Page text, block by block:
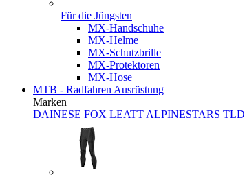
Für die Jüngsten
MX-Handschuhe
MX-Helme
MX-Schutzbrille
MX-Protektoren
MX-Hose
MTB - Radfahren Ausrüstung
Marken
DAINESE FOX LEATT ALPINESTARS TLD